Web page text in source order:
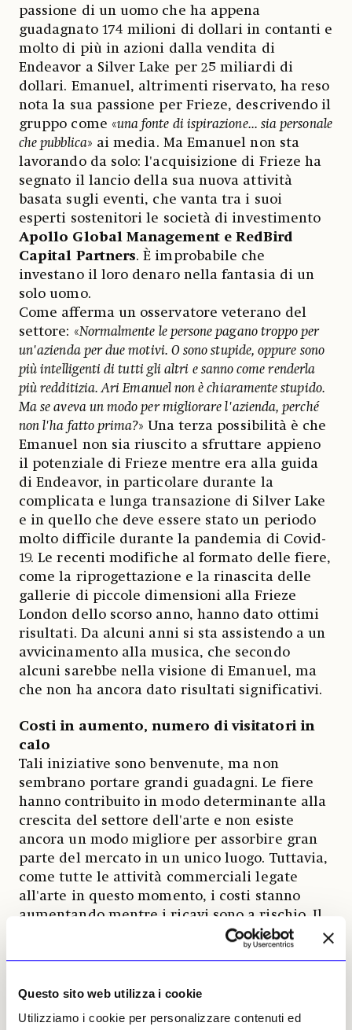
Questo sito web utilizza i cookie
Utilizziamo i cookie per personalizzare contenuti ed
passione di un uomo che ha appena
guadagnato 174 milioni di dollari in contanti e
molto di più in azioni dalla vendita di
Endeavor a Silver Lake per 25 miliardi di
dollari. Emanuel, altrimenti riservato, ha reso
nota la sua passione per Frieze, descrivendo il
gruppo come «una fonte di ispirazione... sia personale
che pubblica» ai media. Ma Emanuel non sta
lavorando da solo: l'acquisizione di Frieze ha
segnato il lancio della sua nuova attività
basata sugli eventi, che vanta tra i suoi
esperti sostenitori le società di investimento
Apollo Global Management e RedBird
Capital Partners. È improbabile che
investano il loro denaro nella fantasia di un
solo uomo.
Come afferma un osservatore veterano del
settore: «Normalmente le persone pagano troppo per
un'azienda per due motivi. O sono stupide, oppure sono
più intelligenti di tutti gli altri e sanno come renderla
più redditizia. Ari Emanuel non è chiaramente stupido.
Ma se aveva un modo per migliorare l'azienda, perché
non l'ha fatto prima?» Una terza possibilità è che
Emanuel non sia riuscito a sfruttare appieno
il potenziale di Frieze mentre era alla guida
di Endeavor, in particolare durante la
complicata e lunga transazione di Silver Lake
e in quello che deve essere stato un periodo
molto difficile durante la pandemia di Covid-
19. Le recenti modifiche al formato delle fiere,
come la riprogettazione e la rinascita delle
gallerie di piccole dimensioni alla Frieze
London dello scorso anno, hanno dato ottimi
risultati. Da alcuni anni si sta assistendo a un
avvicinamento alla musica, che secondo
alcuni sarebbe nella visione di Emanuel, ma
che non ha ancora dato risultati significativi.
Costi in aumento, numero di visitatori in
calo
Tali iniziative sono benvenute, ma non
sembrano portare grandi guadagni. Le fiere
hanno contribuito in modo determinante alla
crescita del settore dell'arte e non esiste
ancora un modo migliore per assorbire gran
parte del mercato in un unico luogo. Tuttavia,
come tutte le attività commerciali legate
all'arte in questo momento, i costi stanno
aumentando mentre i ricavi sono a rischio. Il
numero di espositori è in calo e le gallerie
optano per spazi più piccoli per contenere le
visione online, si sono rivelati limitati e